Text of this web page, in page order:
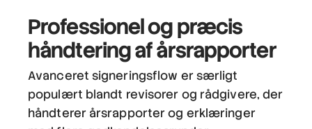
Professionel og præcis
håndtering af årsrapporter
Avanceret signeringsflow er særligt
populært blandt revisorer og rådgivere, der
håndterer årsrapporter og erklæringer